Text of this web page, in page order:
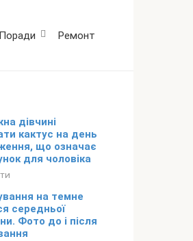
Поради Ремонт
дівчині
кактус на день
що означає
для чоловіка
на темне
середньої
Фото до і після